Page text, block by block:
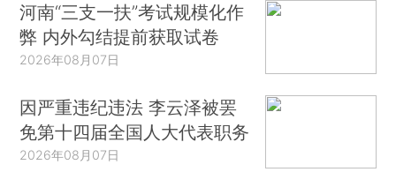
河南“三支一扶”考试规模化作
弊 内外勾结提前获取试卷
2026年08月07日
因严重违纪违法 李云泽被罢
免第十四届全国人大代表职务
2026年08月07日